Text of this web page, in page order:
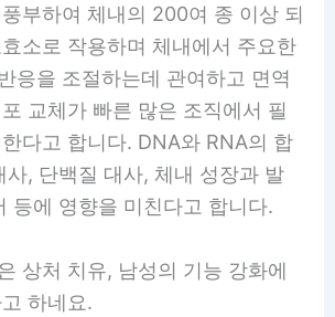
부하여 체내의 200여 종 이상 되
소로 작용하며 체내에서 주요한
응을 조절하는데 관여하고 면역
교체가 빠른 많은 조직에서 필
다고 합니다. DNA와 RNA의 합
사, 단백질 대사, 체내 성장과 발
등에 영향을 미친다고 합니다.
상처 치유, 남성의 기능 강화에
하네요.